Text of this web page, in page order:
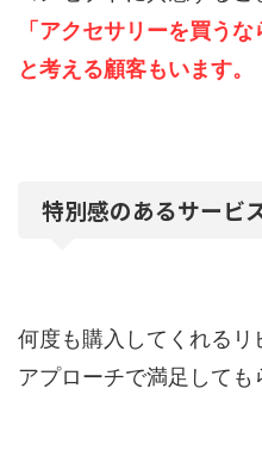
「アクセサリーを買う
と考える顧客もいます。
特別感のあるサービ
何度も購入してくれる
アプローチで満足しても